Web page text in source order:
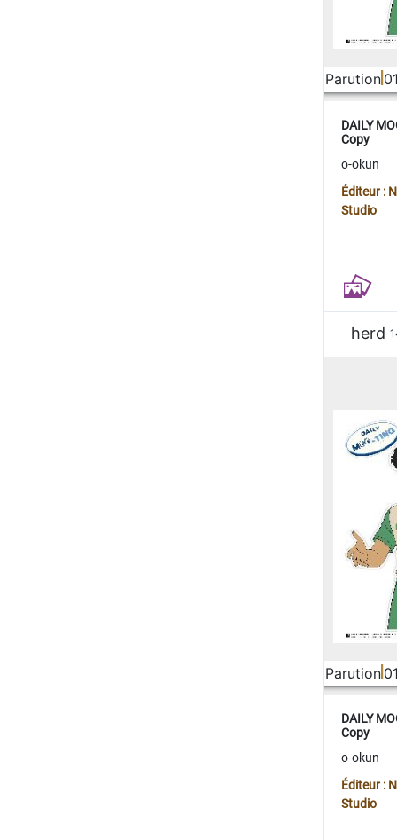
Parution
DAILY
Copy
o-okun
Éditeur :
Studio
herd
Parution
DAILY
Copy
o-okun
Éditeur :
Studio